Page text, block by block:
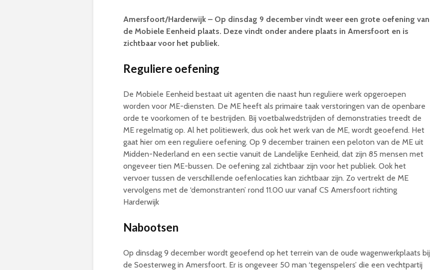
Amersfoort/Harderwijk – Op dinsdag 9 december vindt weer een grote oefening van
de Mobiele Eenheid plaats. Deze vindt onder andere plaats in Amersfoort en is
zichtbaar voor het publiek.
Reguliere oefening
De Mobiele Eenheid bestaat uit agenten die naast hun reguliere werk opgeroepen
worden voor ME-diensten. De ME heeft als primaire taak verstoringen van de openbare
orde te voorkomen of te bestrijden. Bij voetbalwedstrijden of demonstraties treedt de
ME regelmatig op. Al het politiewerk, dus ook het werk van de ME, wordt geoefend. Het
gaat hier om een reguliere oefening. Op 9 december trainen een peloton van de ME uit
Midden-Nederland en een sectie vanuit de Landelijke Eenheid, dat zijn 85 mensen met
ongeveer tien ME-bussen. De oefening zal zichtbaar zijn voor het publiek. Ook het
vervoer tussen de verschillende oefenlocaties kan zichtbaar zijn. Zo vertrekt de ME
vervolgens met de ‘demonstranten’ rond 11.00 uur vanaf CS Amersfoort richting
Harderwijk
Nabootsen
Op dinsdag 9 december wordt geoefend op het terrein van de oude wagenwerkplaats bij
de Soesterweg in Amersfoort. Er is ongeveer 50 man ‘tegenspelers’ die een vechtpartij